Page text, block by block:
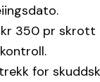
350 pr skrott
for